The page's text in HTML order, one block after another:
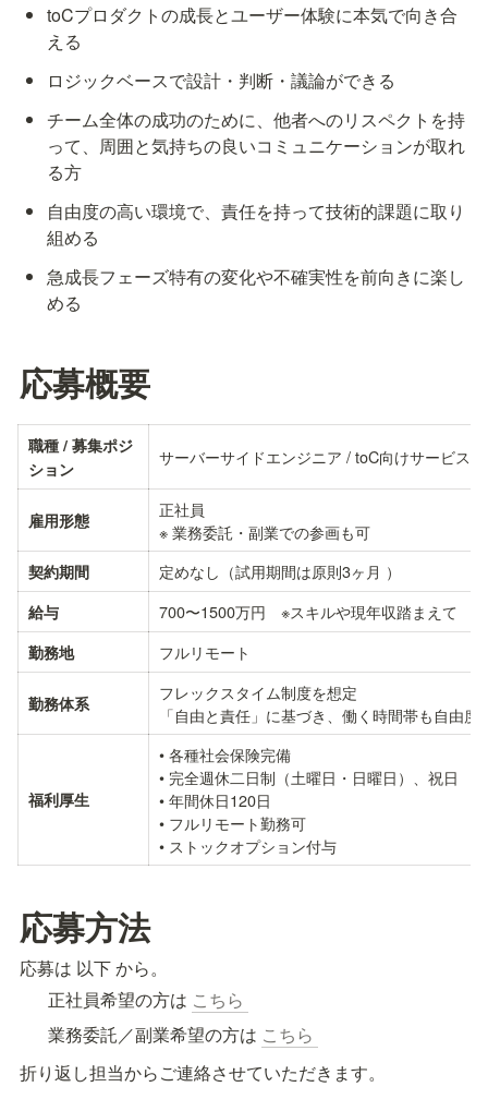
toCプロダクトの成長とユーザー体験に本気で向き合
える
ロジックベースで設計・判断・議論ができる
チーム全体の成功のために、他者へのリスペクトを持
って、周囲と気持ちの良いコミュニケーションが取れ
る方
自由度の高い環境で、責任を持って技術的課題に取り
組める
急成長フェーズ特有の変化や不確実性を前向きに楽し
める
応募概要
職種 / 募集ポジ
ション
サーバーサイドエンジニア / toC向けサービス
雇用形態
正社員
※ 業務委託・副業での参画も可
契約期間 定めなし（試用期間は原則3ヶ月 ）
給与 700〜1500万円　※スキルや現年収踏まえて
勤務地 フルリモート
勤務体系
フレックスタイム制度を想定
「自由と責任」に基づき、働く時間帯も自由
福利厚生
• 各種社会保険完備
• 完全週休二日制（土曜日・日曜日）、祝日
• 年間休日120日
• フルリモート勤務可
• ストックオプション付与
応募方法
応募は 以下 から。
正社員希望の方は こちら
業務委託／副業希望の方は こちら
折り返し担当からご連絡させていただきます。